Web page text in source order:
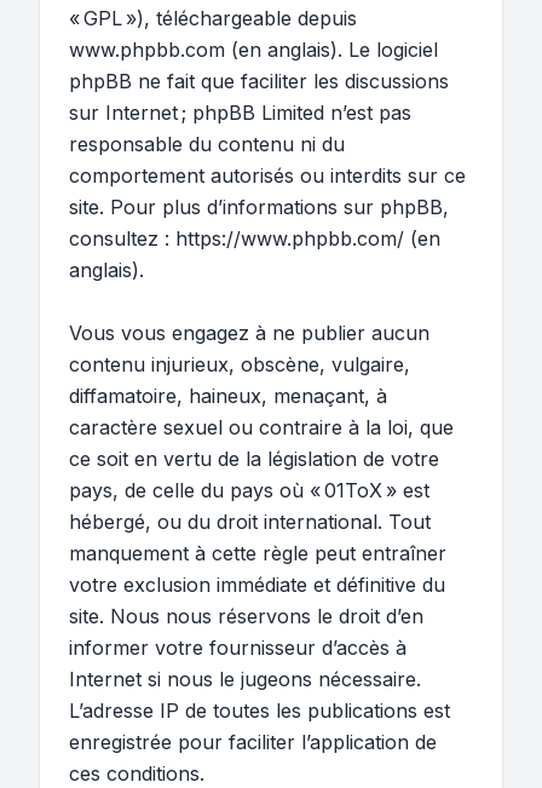
« GPL »), téléchargeable depuis
www.phpbb.com (en anglais). Le logiciel
phpBB ne fait que faciliter les discussions
sur Internet ; phpBB Limited n’est pas
responsable du contenu ni du
comportement autorisés ou interdits sur ce
site. Pour plus d’informations sur phpBB,
consultez : https://www.phpbb.com/ (en
anglais).
Vous vous engagez à ne publier aucun
contenu injurieux, obscène, vulgaire,
diffamatoire, haineux, menaçant, à
caractère sexuel ou contraire à la loi, que
ce soit en vertu de la législation de votre
pays, de celle du pays où « 01ToX » est
hébergé, ou du droit international. Tout
manquement à cette règle peut entraîner
votre exclusion immédiate et définitive du
site. Nous nous réservons le droit d’en
informer votre fournisseur d’accès à
Internet si nous le jugeons nécessaire.
L’adresse IP de toutes les publications est
enregistrée pour faciliter l’application de
ces conditions.